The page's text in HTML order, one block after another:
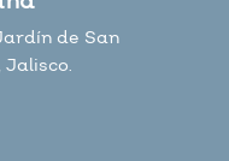
de San
Jalisco.